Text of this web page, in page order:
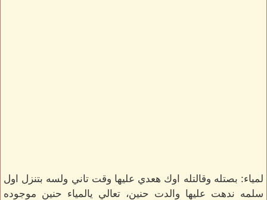
لمياء: بصتله وقالتله اوك هعدي عليها وقت تاني ولسه بتنزل اول
سلمه ندهت عليها والدت حنين، تعالي يالمياء حنين موجوده